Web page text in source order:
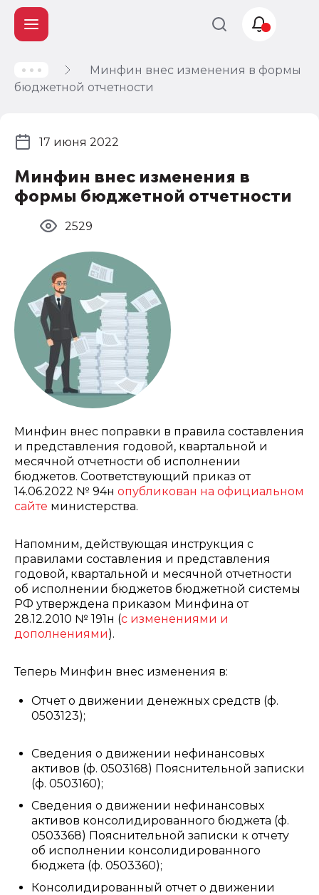
Минфин внес изменения в формы
бюджетной отчетности
Минфин внес изменения в
формы бюджетной отчетности
17 июня 2022
2529
Минфин внес поправки в правила составления
и представления годовой, квартальной и
месячной отчетности об исполнении
бюджетов. Соответствующий приказ от
14.06.2022 № 94н опубликован на официальном
сайте министерства.
Напомним, действующая инструкция с
правилами составления и представления
годовой, квартальной и месячной отчетности
об исполнении бюджетов бюджетной системы
РФ утверждена приказом Минфина от
28.12.2010 № 191н (с изменениями и
дополнениями).
Теперь Минфин внес изменения в:
Отчет о движении денежных средств (ф.
0503123);
Сведения о движении нефинансовых
активов (ф. 0503168) Пояснительной записки
(ф. 0503160);
Сведения о движении нефинансовых
активов консолидированного бюджета (ф.
0503368) Пояснительной записки к отчету
об исполнении консолидированного
бюджета (ф. 0503360);
Консолидированный отчет о движении
Учет и
налогообложение